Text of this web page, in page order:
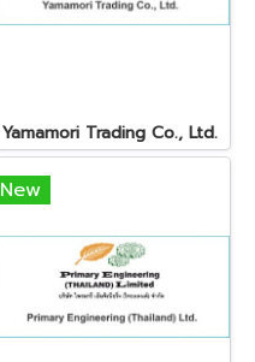
Yamamori Trading Co., Ltd.
New